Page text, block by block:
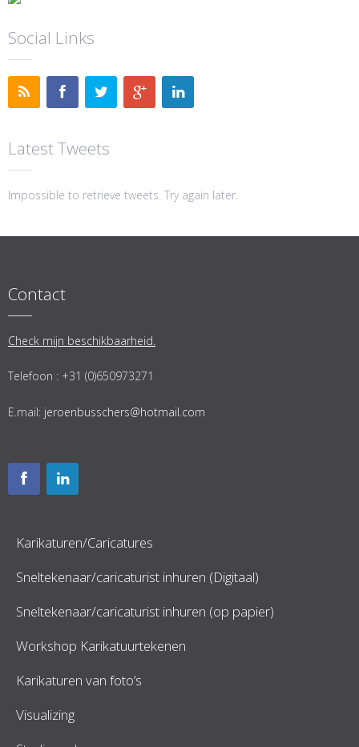
Social Links
Latest Tweets
Impossible to retrieve tweets. Try again later.
Contact
Check mijn beschikbaarheid.
Telefoon : +31 (0)650973271
E.mail: jeroenbusschers@hotmail.com
Karikaturen/Caricatures
Sneltekenaar/caricaturist inhuren (Digitaal)
Sneltekenaar/caricaturist inhuren (op papier)
Workshop Karikatuurtekenen
Karikaturen van foto’s
Visualizing